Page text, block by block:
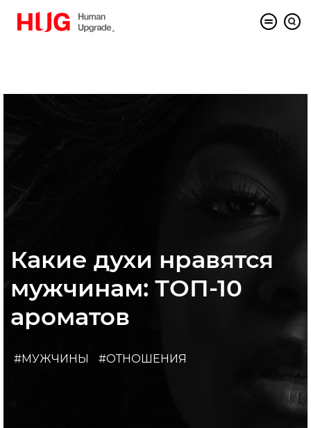
Какие духи нравятся
мужчинам: ТОП-10
ароматов
#МУЖЧИНЫ #ОТНОШЕНИЯ